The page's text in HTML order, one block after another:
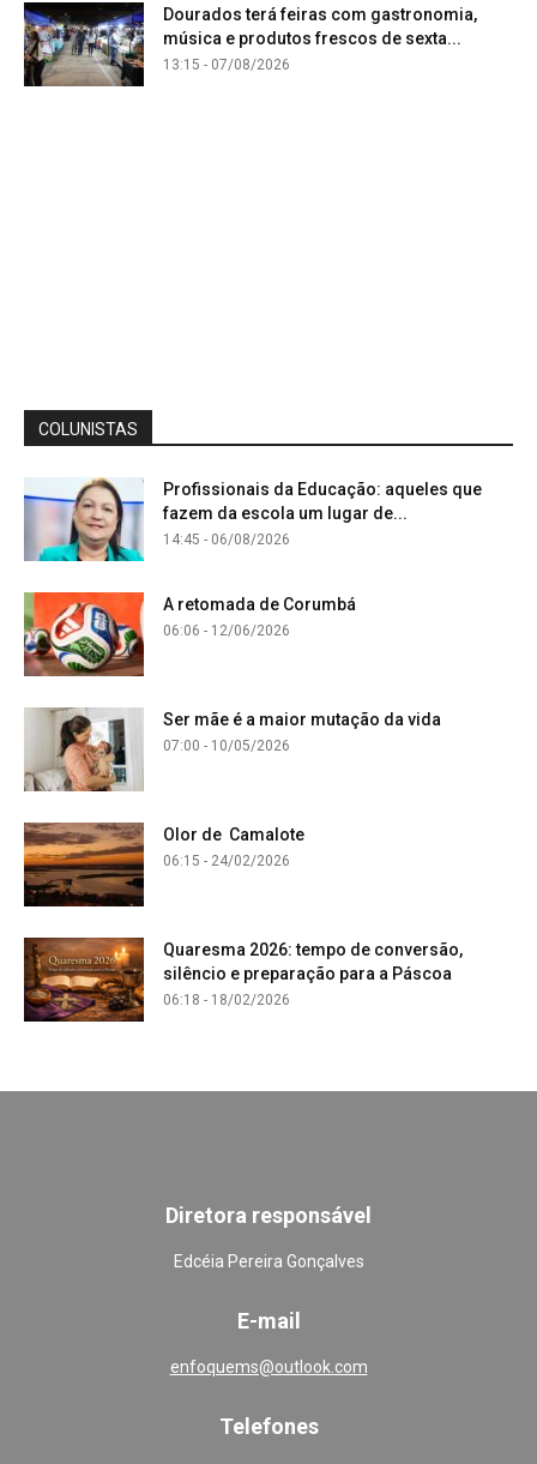
Dourados terá feiras com gastronomia,
música e produtos frescos de sexta...
13:15 - 07/08/2026
COLUNISTAS
Profissionais da Educação: aqueles que
fazem da escola um lugar de...
14:45 - 06/08/2026
A retomada de Corumbá
06:06 - 12/06/2026
Ser mãe é a maior mutação da vida
07:00 - 10/05/2026
Olor de Camalote
06:15 - 24/02/2026
Quaresma 2026: tempo de conversão,
silêncio e preparação para a Páscoa
06:18 - 18/02/2026
Diretora responsável
Edcéia Pereira Gonçalves
E-mail
enfoquems@outlook.com
Telefones